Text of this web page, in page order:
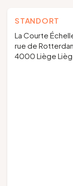
STANDORT
La Courte
rue de
4000 Liège